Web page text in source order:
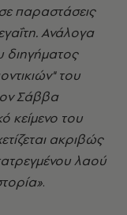
παραστάσεις
Ανάλογα
διηγήματος
του
Σάββα
κείμενο του
ακριβώς
λαού
.